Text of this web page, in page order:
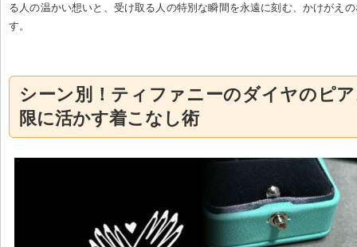
る人の温かい想いと、受け取る人の特別な瞬間を永遠に刻む、かけがえ
す。
シーン別！ティファニーのダイヤのピ
限に活かす着こなし術